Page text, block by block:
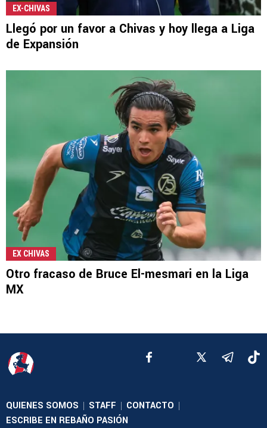
EX-CHIVAS
Llegó por un favor a Chivas y hoy llega a Liga
de Expansión
EX CHIVAS
Otro fracaso de Bruce El-mesmari en la Liga
MX
QUIENES SOMOS | STAFF | CONTACTO |
ESCRIBE EN REBAÑO PASIÓN